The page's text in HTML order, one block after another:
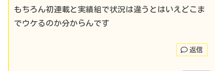
もちろん初連載と実績組で状況は違うとはいえどこま
でウケるのか分からんです
返信